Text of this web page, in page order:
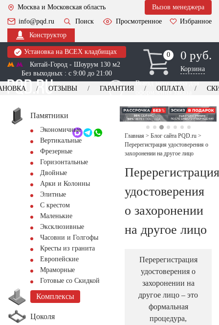
Москва и Московская область
Вызов менеджера
info@pqd.ru
Поиск Просмотренное
Избранное
Конструктор
Установка на ВСЕХ кладбищах
Китай-Город - Шоурум 130 м2
Без выходных : с 9:00 до 21:00
0
0 0 руб.
Корзина
Выезд менеджера для
оформления заказа
+7 (495) 518-44-23
Обратный звонок
ОТЗЫВЫ ГАРАНТИЯ ОПЛАТА
Памятники
Экономичные
Вертикальные
Фрезерные
Горизонтальные
Двойные
Арки и Колонны
Элитные
С крестом
Маленькие
Эксклюзивные
Часовни и Голгофы
Кресты из гранита
Европейские
Мраморные
Готовые со Скидкой
Комплексы
Цоколя
Главная > Блог сайта PQD.ru >
Перерегистрация удостоверения о
захоронении на другое лицо
Перерегистрация
удостоверения
о захоронении
на другое лицо
Перерегистрация
удостоверения о
захоронении на
другое лицо – это
формальная
процедура,